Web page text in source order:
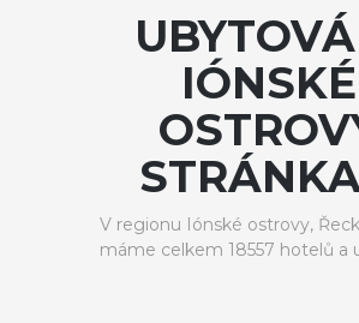
IÓNSKÉ
V regionu Iónské ostrovy,
máme celkem 18557 hotelů a